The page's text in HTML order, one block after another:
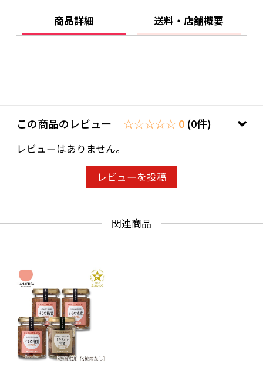
保存方法：10℃以下で保存
成分表示：(100mlあたり) エネルギー196Kcal/
商品詳細 送料・店舗概要
この商品のレビュー ☆☆☆☆☆ 0 (0件)
レビューはありません。
レビューを投稿
関連商品